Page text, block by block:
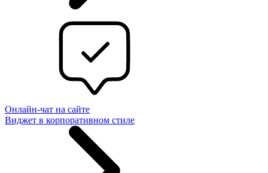
Онлайн-чат на сайте
Виджет в корпоративном стиле